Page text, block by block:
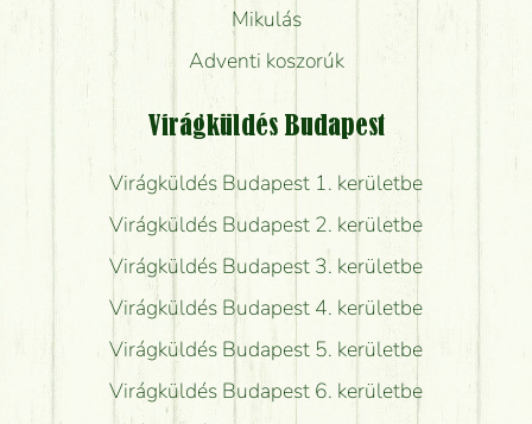
Mikulás
Adventi koszorúk
Virágküldés Budapest
Virágküldés Budapest 1. kerületbe
Virágküldés Budapest 2. kerületbe
Virágküldés Budapest 3. kerületbe
Virágküldés Budapest 4. kerületbe
Virágküldés Budapest 5. kerületbe
Virágküldés Budapest 6. kerületbe